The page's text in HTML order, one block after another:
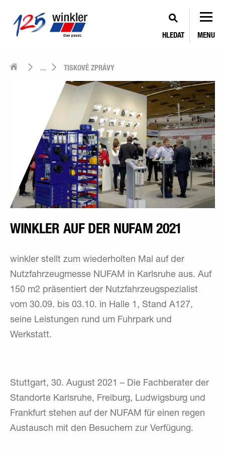
HLEDAT MENU
... TISKOVÉ ZPRÁVY
WINKLER AUF DER NUFAM 2021
winkler stellt zum wiederholten Mal auf der
Nutzfahrzeugmesse NUFAM in Karlsruhe aus. Auf
150 m2 präsentiert der Nutzfahrzeugspezialist
vom 30.09. bis 03.10. in Halle 1, Stand A127,
seine Leistungen rund um Fuhrpark und
Werkstatt.
Stuttgart, 30. August 2021 – Die Fachberater der
Standorte Karlsruhe, Freiburg, Ludwigsburg und
Frankfurt stehen auf der NUFAM für einen regen
Austausch mit den Besuchern zur Verfügung.